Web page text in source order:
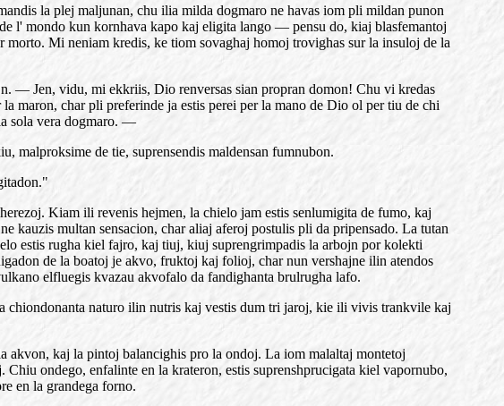
la plej maljunan, chu ilia milda dogmaro ne havas iom pli mildan punon
l' mondo kun kornhava kapo kaj eligita lango — pensu do, kiaj blasfemantoj
Mi neniam kredis, ke tiom sovaghaj homoj trovighas sur la insuloj de la
— Jen, vidu, mi ekkriis, Dio renversas sian propran domon! Chu vi kredas
char pli preferinde ja estis perei per la mano de Dio ol per tiu de chi
sola vera dogmaro. —
malproksime de tie, suprensendis maldensan fumnubon.
Kiam ili revenis hejmen, la chielo jam estis senlumigita de fumo, kaj
kauzis multan sensacion, char aliaj aferoj postulis pli da pripensado. La tutan
estis rugha kiel fajro, kaj tiuj, kiuj suprengrimpadis la arbojn por kolekti
de la boatoj je akvo, fruktoj kaj folioj, char nun vershajne ilin atendos
elfluegis kvazau akvofalo da fandighanta brulrugha lafo.
naturo ilin nutris kaj vestis dum tri jaroj, kie ili vivis trankvile kaj
akvon, kaj la pintoj balancighis pro la ondoj. La iom malaltaj montetoj
ondego, enfalinte en la krateron, estis suprenshprucigata kiel vapornubo,
en la grandega forno.